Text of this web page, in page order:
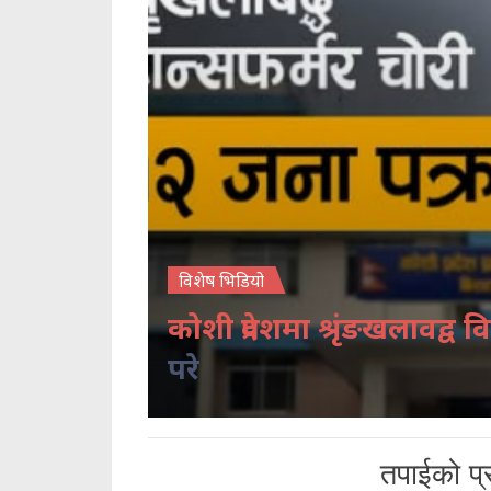
विशेष भिडियो
कोशी प्रदेशमा श्रृंङखलावद्व
परे
तपाईको